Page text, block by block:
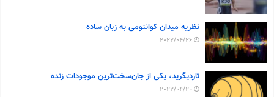
نظریه میدان کوانتومی به زبان ساده
2022/04/26
تاردیگرید، یکی از جان‌سخت‌ترین موجودات زنده
2022/04/20